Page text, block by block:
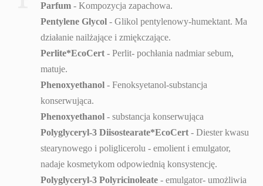
Parfum - Kompozycja zapachowa.
Pentylene Glycol - Glikol pentylenowy-humektant. Ma
działanie nailżające i zmiękczające.
Perlite*EcoCert - Perlit- pochłania nadmiar sebum,
matuje.
Phenoxyethanol - Fenoksyetanol-substancja
konserwująca.
Phenoxyethanol - substancja konserwująca
Polyglyceryl-3 Diisostearate*EcoCert - Diester kwasu
stearynowego i poliglicerolu - emolient i emulgator,
nadaje kosmetykom odpowiednią konsystencję.
Polyglyceryl-3 Polyricinoleate - emulgator- umożliwia